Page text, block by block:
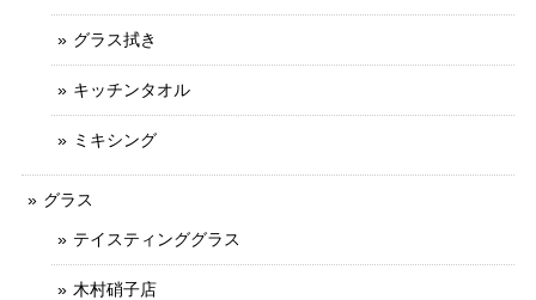
グラス拭き
キッチンタオル
ミキシング
グラス
テイスティンググラス
木村硝子店